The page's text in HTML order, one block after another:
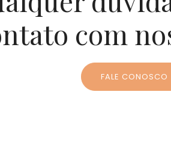
com
FALE CONOSCO